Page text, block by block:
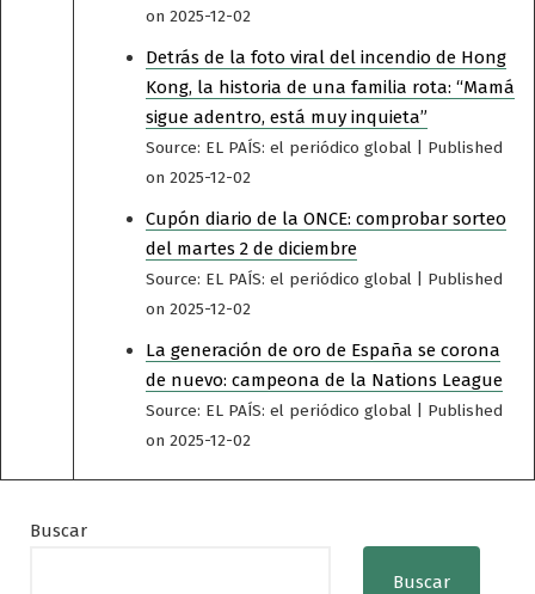
on 2025-12-02
Detrás de la foto viral del incendio de Hong
Kong, la historia de una familia rota: “Mamá
sigue adentro, está muy inquieta”
Source: EL PAÍS: el periódico global
Published
on 2025-12-02
Cupón diario de la ONCE: comprobar sorteo
del martes 2 de diciembre
Source: EL PAÍS: el periódico global
Published
on 2025-12-02
La generación de oro de España se corona
de nuevo: campeona de la Nations League
Source: EL PAÍS: el periódico global
Published
on 2025-12-02
Buscar
Buscar